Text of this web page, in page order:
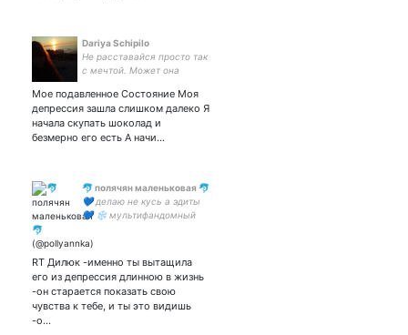
Dariya Schipilo
Не расставайся просто так
с мечтой. Может она
исполниться!
Мое подавленное Состояние Моя
депрессия зашла слишком далеко Я
начала скупать шоколад и
безмерно его есть А начи…
🐬 полячян маленьковая 🐬
💙 делаю не кусь а эдиты
💙 ❄ мультифандомный
актуально: genshin impact
RT Дилюк -именно ты вытащила
его из депрессия длинною в жизнь
-он старается показать свою
чувства к тебе, и ты это видишь
-о…